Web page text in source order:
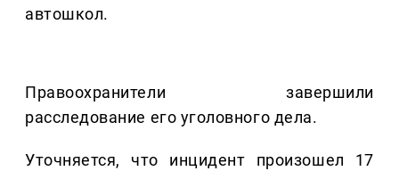
автошкол.
Правоохранители завершили
расследование его уголовного дела.
Уточняется, что инцидент произошел 17